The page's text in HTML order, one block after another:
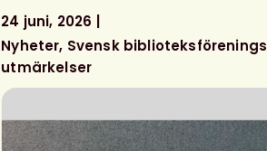
24 juni, 2026
Nyheter Svensk biblioteksförenings
utmärkelser